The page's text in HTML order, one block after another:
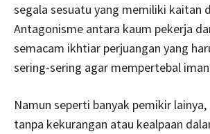
segala sesuatu yang memiliki kaitan
Antagonisme antara kaum pekerja
semacam ikhtiar perjuangan yang
sering-sering agar mempertebal
Namun seperti banyak pemikir
tanpa kekurangan atau kealpaan